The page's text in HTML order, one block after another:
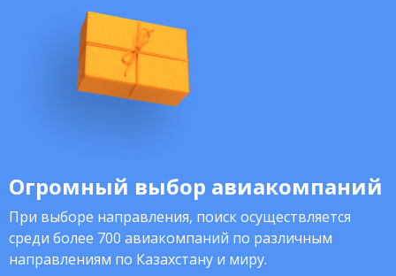
Огромный выбор авиакомпаний
При выборе направления, поиск осуществляется
среди более 700 авиакомпаний по различным
направлениям по Казахстану и миру.